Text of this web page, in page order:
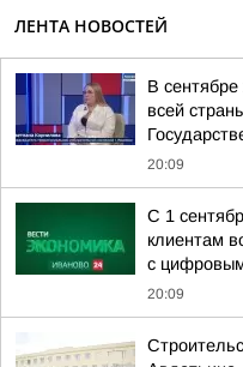
ЛЕНТА НОВОСТЕЙ
В сентябре
всей
20:09
С 1
клиентам
с
20:09